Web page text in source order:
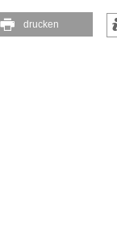
drucken